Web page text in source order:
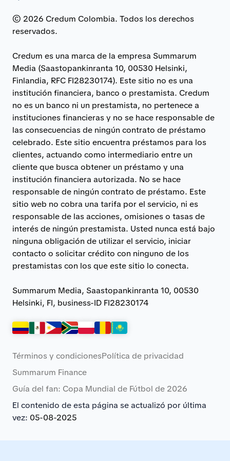
© 2026 Credum Colombia. Todos los derechos
reservados.
Credum es una marca de la empresa Summarum
Media (Saastopankinranta 10, 00530 Helsinki,
Finlandia, RFC FI28230174). Este sitio no es una
institución financiera, banco o prestamista. Credum
no es un banco ni un prestamista, no pertenece a
instituciones financieras y no se hace responsable de
las consecuencias de ningún contrato de préstamo
celebrado. Este sitio encuentra préstamos para los
clientes, actuando como intermediario entre un
cliente que busca obtener un préstamo y una
institución financiera autorizada. No se hace
responsable de ningún contrato de préstamo. Este
sitio web no cobra una tarifa por el servicio, ni es
responsable de las acciones, omisiones o tasas de
interés de ningún prestamista. Usted nunca está bajo
ninguna obligación de utilizar el servicio, iniciar
contacto o solicitar crédito con ninguno de los
prestamistas con los que este sitio lo conecta.
Summarum Media, Saastopankinranta 10, 00530
Helsinki, FI, business-ID FI28230174
Términos y condicionesPolítica de privacidad
Summarum Finance
Guía del fan: Copa Mundial de Fútbol de 2026
El contenido de esta página se actualizó por última
vez: 05-08-2025